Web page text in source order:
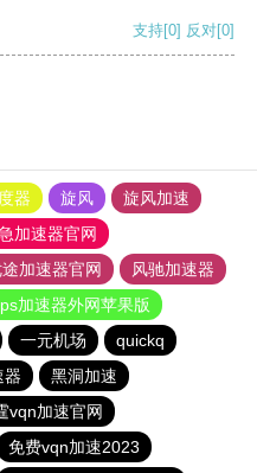
支持[0] 反对[0]
器 旋风
旋风加速
加速器官网
加速器官网
风驰加速器
加速器外网苹果版
一元机场
quickq
器
黑洞加速
vqn加速官网
免费vqn加速2023